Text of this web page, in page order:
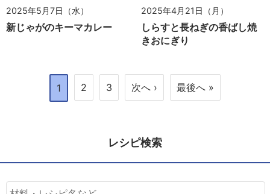
2025年5月7日（水）
新じゃがのキーマカレー
2025年4月21日（月）
しらすと長ねぎの香ばし焼
きおにぎり
1 2 3 次へ › 最後へ »
レシピ検索